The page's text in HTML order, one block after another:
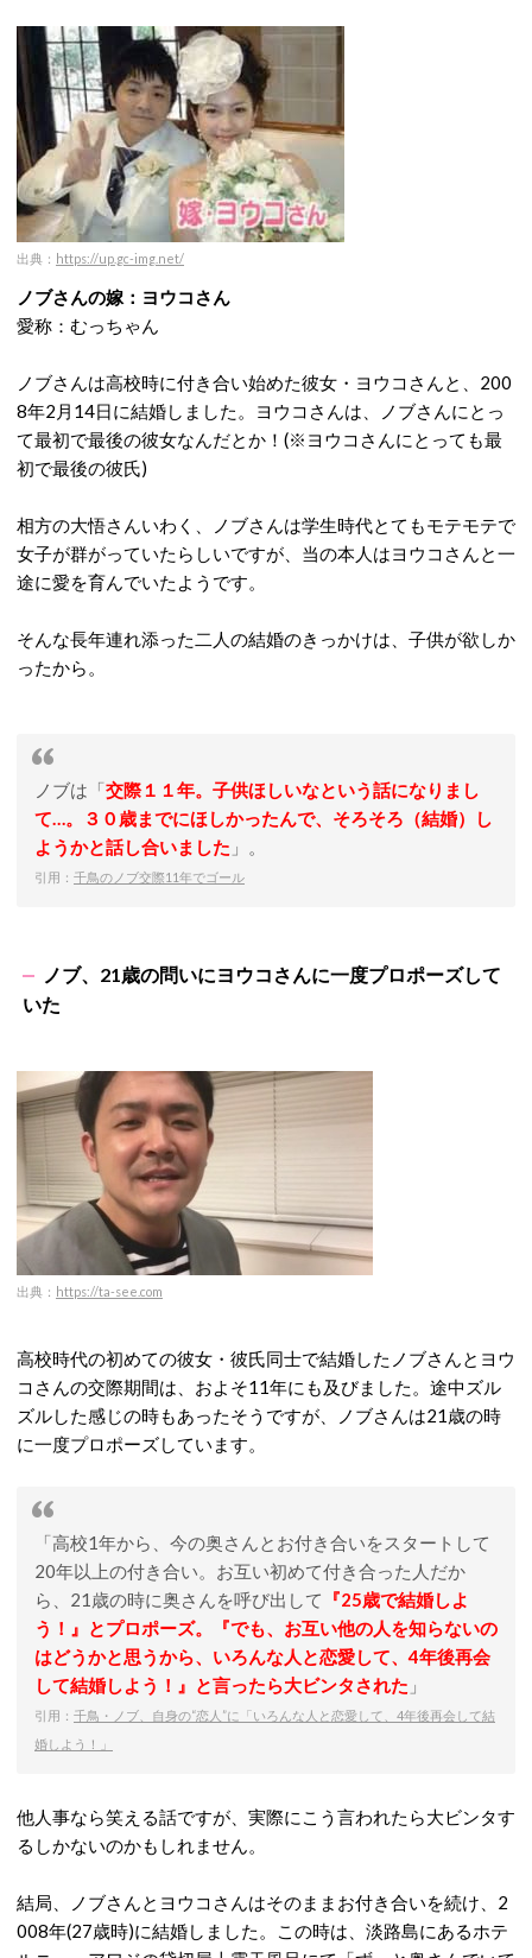
出典： https://up.gc-img.net/
ノブさんの嫁：ヨウコさん
愛称：むっちゃん
ノブさんは高校時に付き合い始めた彼女・ヨウコさんと、200
8年2月14日に結婚しました。ヨウコさんは、ノブさんにとっ
て最初で最後の彼女なんだとか！(※ヨウコさんにとっても最
初で最後の彼氏)
相方の大悟さんいわく、ノブさんは学生時代とてもモテモテで
女子が群がっていたらしいですが、当の本人はヨウコさんと一
途に愛を育んでいたようです。
そんな長年連れ添った二人の結婚のきっかけは、子供が欲しか
ったから。
ノブは「交際１１年。子供ほしいなという話になりまし
て…。３０歳までにほしかったんで、そろそろ（結婚）し
ようかと話し合いました 」。
引用： 千鳥のノブ交際11年でゴール
ノブ、21歳の問いにヨウコさんに一度プロポーズして
いた
出典： https://ta-see.com
高校時代の初めての彼女・彼氏同士で結婚したノブさんとヨウ
コさんの交際期間は、およそ11年にも及びました。途中ズル
ズルした感じの時もあったそうですが、ノブさんは21歳の時
に一度プロポーズしています。
「高校1年から、今の奥さんとお付き合いをスタートして
20年以上の付き合い。お互い初めて付き合った人だか
ら、21歳の時に奥さんを呼び出して
『25歳で結婚しよ
う！』とプロポーズ。『でも、お互い他の人を知らないの
はどうかと思うから、いろんな人と恋愛して、4年後再会
して結婚しよう！』と言ったら大ビンタされた 」
引用： 千鳥・ノブ、自身の“恋人”に「いろんな人と恋愛して、4年後再会して結
婚しよう！」
他人事なら笑える話ですが、実際にこう言われたら大ビンタす
るしかないのかもしれません。
結局、ノブさんとヨウコさんはそのままお付き合いを続け、2
008年(27歳時)に結婚しました。この時は、淡路島にあるホテ